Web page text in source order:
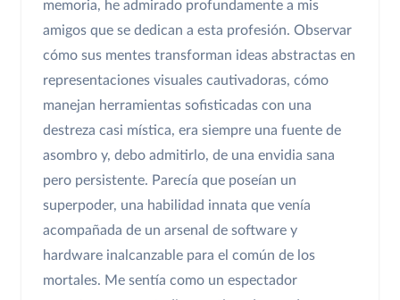
memoria, he admirado profundamente a mis
amigos que se dedican a esta profesión. Observar
cómo sus mentes transforman ideas abstractas en
representaciones visuales cautivadoras, cómo
manejan herramientas sofisticadas con una
destreza casi mística, era siempre una fuente de
asombro y, debo admitirlo, de una envidia sana
pero persistente. Parecía que poseían un
superpoder, una habilidad innata que venía
acompañada de un arsenal de software y
hardware inalcanzable para el común de los
mortales. Me sentía como un espectador